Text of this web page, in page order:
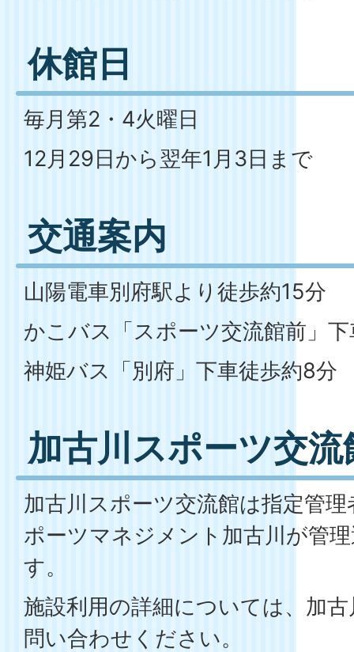
休館日
毎月第2・4火曜日
12月29日から翌年1月3日まで
交通案内
山陽電車別府駅より徒歩約15分
かこバス「スポーツ交流館前」
神姫バス「別府」下車徒歩約8分
加古川スポーツ交
加古川スポーツ交流館は指定管
ポーツマネジメント加古川が管
す。
施設利用の詳細については、加
問い合わせください。